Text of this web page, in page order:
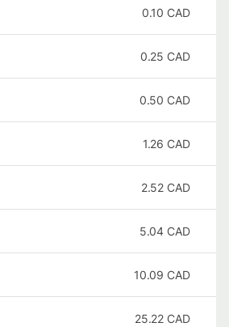
0.10 CAD
0.25 CAD
0.50 CAD
1.26 CAD
2.52 CAD
5.04 CAD
10.09 CAD
25.22 CAD